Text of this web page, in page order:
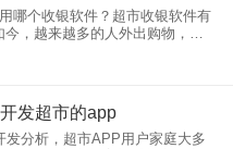
哪个收银软件？超市收银软件有
，越来越多的人外出购物，选
有一个好的收银软件是必不可
问题，又能提高交易效率。因
发超市的app
发分析，超市APP用户家庭大多